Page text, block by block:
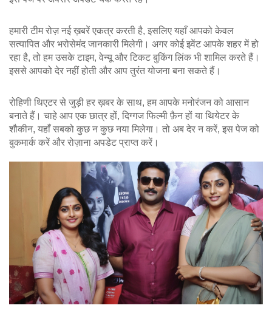
हमारी टीम रोज़ नई ख़बरें एकत्र करती है, इसलिए यहाँ आपको केवल
सत्यापित और भरोसेमंद जानकारी मिलेगी। अगर कोई इवेंट आपके शहर में हो
रहा है, तो हम उसके टाइम, वेन्यू और टिकट बुकिंग लिंक भी शामिल करते हैं।
इससे आपको देर नहीं होती और आप तुरंत योजना बना सकते हैं।
रोहिणी थिएटर से जुड़ी हर ख़बर के साथ, हम आपके मनोरंजन को आसान
बनाते हैं। चाहे आप एक छात्र हों, दिग्गज फिल्मी फ़ैन हों या थियेटर के
शौकीन, यहाँ सबको कुछ न कुछ नया मिलेगा। तो अब देर न करें, इस पेज को
बुकमार्क करें और रोज़ाना अपडेट प्राप्त करें।